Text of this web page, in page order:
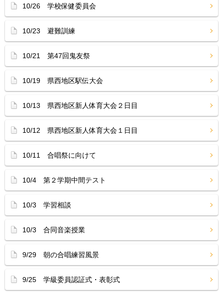
10/26 学校保健委員会
10/23 避難訓練
10/21 第47回鬼友祭
10/19 県西地区駅伝大会
10/13 県西地区新人体育大会２日目
10/12 県西地区新人体育大会１日目
10/11 合唱祭に向けて
10/4 第２学期中間テスト
10/3 学習相談
10/3 合同音楽授業
9/29 朝の合唱練習風景
9/25 学級委員認証式・表彰式